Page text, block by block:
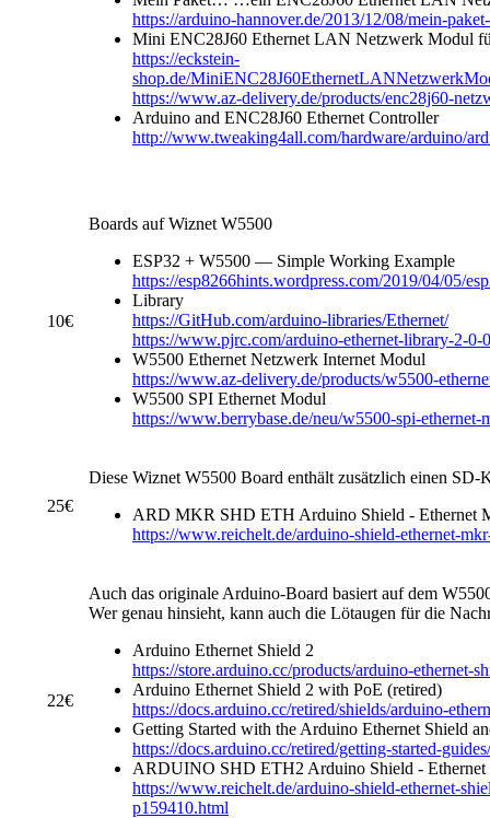
https://arduino-hannover.de/2013/12/08/mein-
Mini ENC28J60 Ethernet LAN Netzwerk Modul
https://eckstein-
shop.de/
https://www.az-delivery.de/products/enc28j60-
Arduino and ENC28J60 Ethernet Controller
http://www.tweaking4all.com/hardware/arduino/
10€
Boards auf Wiznet W5500
ESP32 + W5500 — Simple Working Example
https://esp8266hints.wordpress.com/2019/04/05/
Library
https://GitHub.com/arduino-libraries/Ethernet/
https://www.pjrc.com/arduino-ethernet-library-2-0-
W5500 Ethernet Netzwerk Internet Modul
https://www.az-delivery.de/products/w5500-
W5500 SPI Ethernet Modul
https://www.berrybase.de/neu/w5500-spi-ethernet-
25€
Diese Wiznet W5500 Board enthält zusätzlich einen SD-
ARD MKR SHD ETH Arduino Shield - Ethernet
https://www.reichelt.de/arduino-shield-ethernet-
22€
Auch das originale Arduino-Board basiert auf dem
Wer genau hinsieht, kann auch die Lötaugen für die
Arduino Ethernet Shield 2
https://store.arduino.cc/products/arduino-ethernet-
Arduino Ethernet Shield 2 with PoE (retired)
https://docs.arduino.cc/retired/shields/arduino-
Getting Started with the Arduino Ethernet Shield
https://docs.arduino.cc/retired/getting-started-
ARDUINO SHD ETH2 Arduino Shield - Ethernet
https://www.reichelt.de/arduino-shield-ethernet-
p159410.html